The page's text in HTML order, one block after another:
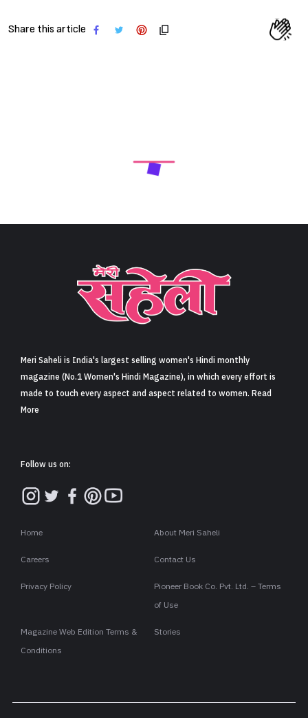
Share this article
Meri Saheli is India's largest selling women's Hindi monthly
magazine (No.1 Women's Hindi Magazine), in which every effort is
made to touch every aspect and aspect related to women. Read
More
Follow us on:
Home About Meri Saheli
Careers Contact Us
Privacy Policy
Pioneer Book Co. Pvt. Ltd. – Terms
of Use
Magazine Web Edition Terms &
Conditions
Stories